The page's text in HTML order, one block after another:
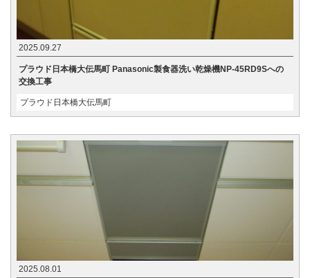
2025.09.27
プラウド日本橋大伝馬町 Panasonic製食器洗い乾燥機NP-45RD9Sへの
交換工事
プラウド日本橋大伝馬町
2025.08.01